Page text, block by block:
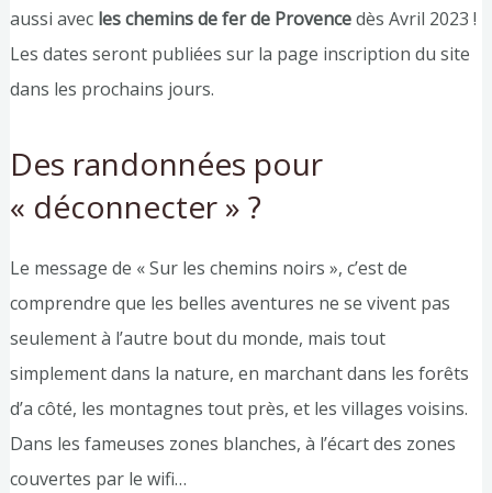
aussi avec les chemins de fer de Provencedès Avril 2023 !
Les dates seront publiées sur la page inscription du site
dans les prochains jours.
Des randonnées pour
« déconnecter » ?
Le message de « Sur les chemins noirs », c’est de
comprendre que les belles aventures ne se vivent pas
seulement à l’autre bout du monde, mais tout
simplement dans la nature, en marchant dans les forêts
d’a côté, les montagnes tout près, et les villages voisins.
Dans les fameuses zones blanches, à l’écart des zones
couvertes par le wifi…